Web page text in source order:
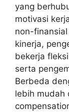
yang
motivasi
non-
kinerja,
bekerja
serta
Berbeda
lebih mudah